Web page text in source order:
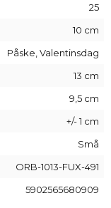
25
10 cm
Påske, Valentinsdag
13 cm
9,5 cm
+/- 1 cm
Små
ORB-1013-FUX-491
5902565680909